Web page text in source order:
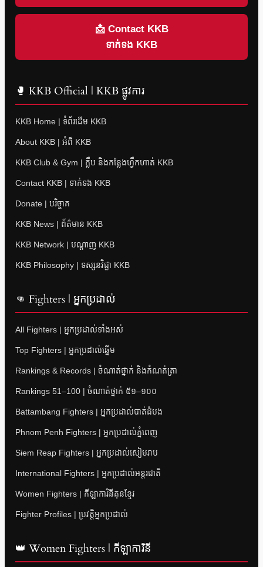
📩 Contact KKB
ទាក់ទង KKB
🥊 KKB Official | KKB ផ្លូវការ
KKB Home | ទំព័រដើម KKB
About KKB | អំពី KKB
KKB Club & Gym | ក្លឹប និងកន្លែងហ្វឹកហាត់ KKB
Contact KKB | ទាក់ទង KKB
Donate | បរិច្ចាគ
KKB News | ព័ត៌មាន KKB
KKB Network | បណ្តាញ KKB
KKB Philosophy | ទស្សនវិជ្ជា KKB
👊 Fighters | អ្នកប្រដាល់
All Fighters | អ្នកប្រដាល់ទាំងអស់
Top Fighters | អ្នកប្រដាល់ឆ្នើម
Rankings & Records | ចំណាត់ថ្នាក់ និងកំណត់ត្រា
Rankings 51–100 | ចំណាត់ថ្នាក់ ៥១–១០០
Battambang Fighters | អ្នកប្រដាល់បាត់ដំបង
Phnom Penh Fighters | អ្នកប្រដាល់ភ្នំពេញ
Siem Reap Fighters | អ្នកប្រដាល់សៀមរាប
International Fighters | អ្នកប្រដាល់អន្តរជាតិ
Women Fighters | កីឡាការិនីគុនខ្មែរ
Fighter Profiles | ប្រវត្តិអ្នកប្រដាល់
👑 Women Fighters | កីឡាការិនី